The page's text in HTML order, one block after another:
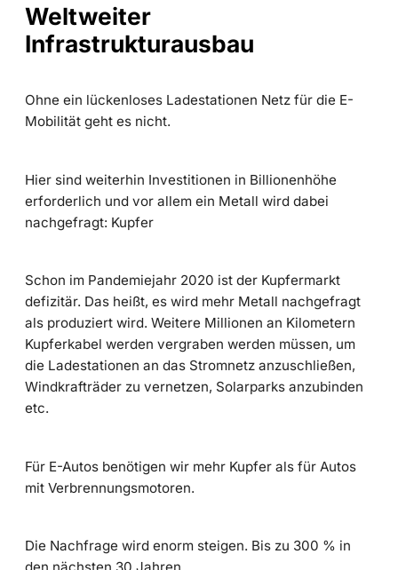
Weltweiter
Infrastrukturausbau
Ohne ein lückenloses Ladestationen Netz für die E-
Mobilität geht es nicht.
Hier sind weiterhin Investitionen in Billionenhöhe
erforderlich und vor allem ein Metall wird dabei
nachgefragt: Kupfer
Schon im Pandemiejahr 2020 ist der Kupfermarkt
defizitär. Das heißt, es wird mehr Metall nachgefragt
als produziert wird. Weitere Millionen an Kilometern
Kupferkabel werden vergraben werden müssen, um
die Ladestationen an das Stromnetz anzuschließen,
Windkrafträder zu vernetzen, Solarparks anzubinden
etc.
Für E-Autos benötigen wir mehr Kupfer als für Autos
mit Verbrennungsmotoren.
Die Nachfrage wird enorm steigen. Bis zu 300 % in